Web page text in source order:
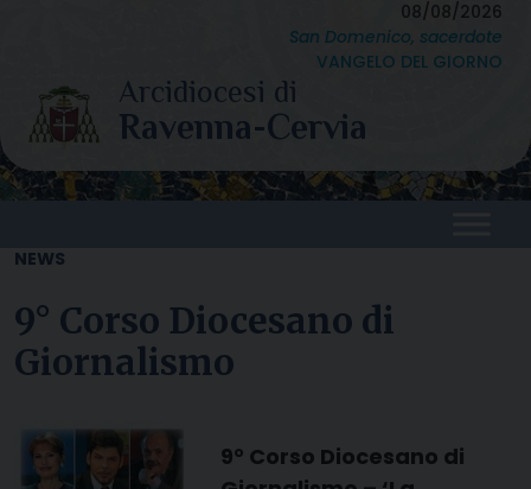
content
08/08/2026
San Domenico, sacerdote
VANGELO DEL GIORNO
NEWS
9° Corso Diocesano di
Giornalismo
9° Corso Diocesano di